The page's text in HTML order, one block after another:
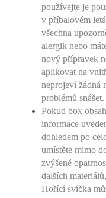
používejte je
v příbalovém
všechna
alergik nebo
nový přípravek
aplikovat na
neprojeví žádná
problémů snášet.
Pokud box
informace
dohledem po
umístěte mimo
zvýšené
dalších
Hořící svíčka